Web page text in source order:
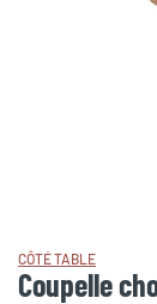
CÔTÉ TABLE
Coupelle